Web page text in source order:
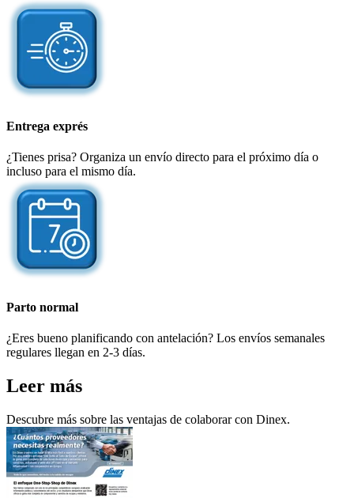
Entrega exprés
¿Tienes prisa? Organiza un envío directo para el próximo día o
incluso para el mismo día.
Parto normal
¿Eres bueno planificando con antelación? Los envíos semanales
regulares llegan en 2-3 días.
Leer más
Descubre más sobre las ventajas de colaborar con Dinex.